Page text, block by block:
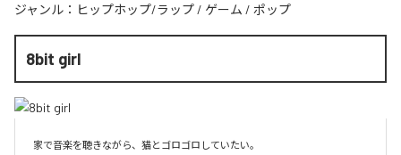
ジャンル： ヒップホップ/ラップ / ゲーム / ポップ
8bit girl
家で音楽を聴きながら、猫とゴロゴロしていたい。